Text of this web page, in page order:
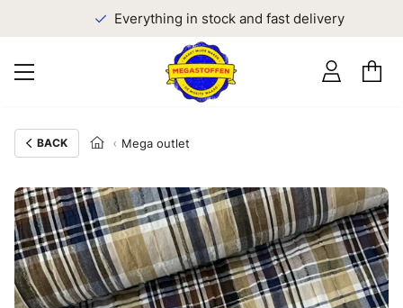
Everything in stock and fast delivery
BACK Mega outlet